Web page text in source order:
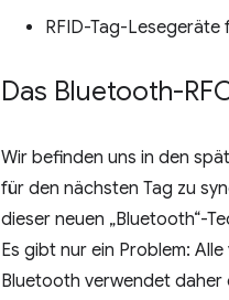
RFID-Tag-Lesegeräte
Das Bluetooth-
Wir befinden uns in den
für den nächsten Tag zu
dieser neuen „Bluetooth“-
Es gibt nur ein Problem:
Bluetooth verwendet daher